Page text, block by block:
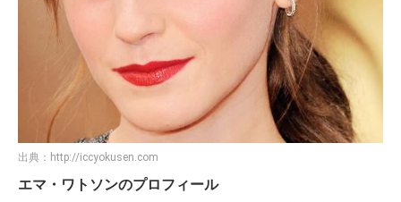
出典： http://iccyokusen.com
エマ・ワトソンのプロフィール